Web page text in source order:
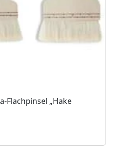
Flachpinsel „Hake